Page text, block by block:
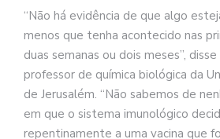
“Não há evidência de que algo
menos que tenha acontecido nas
duas semanas ou dois meses”,
professor de química biológica da
de Jerusalém. “Não sabemos de
em que o sistema imunológico
repentinamente a uma vacina que